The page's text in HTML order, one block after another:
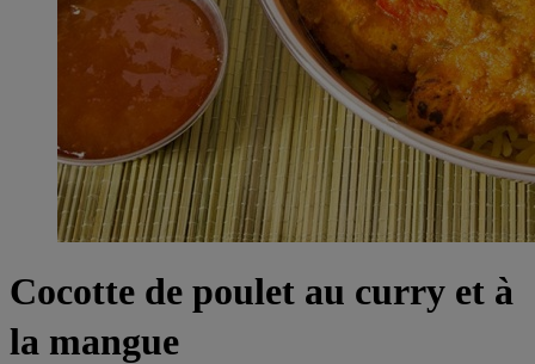
Cocotte de poulet au curry et à
la mangue